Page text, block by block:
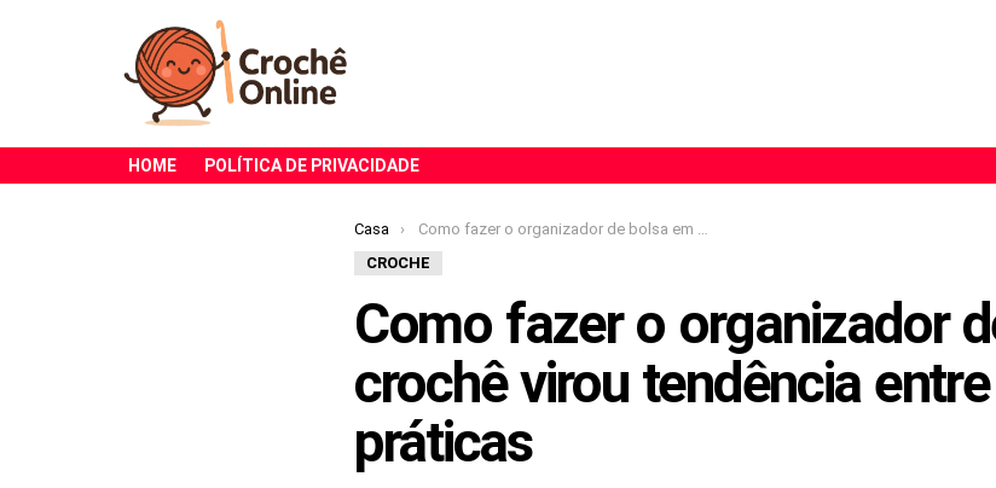
HOME POLÍTICA DE PRIVACIDADE
Você está aqui:
Casa
Como fazer o organizador de bolsa em crochê virou tendência entre mulheres práticas
CROCHE
Como fazer o organizador
crochê virou tendência
práticas